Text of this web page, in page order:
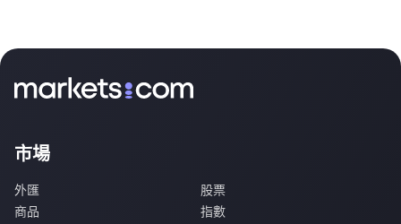
市場
外匯
股票
商品
指數